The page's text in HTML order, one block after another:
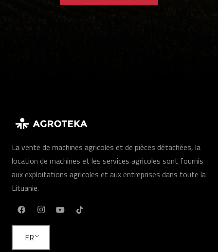
La vente de machines agricoles et de pièces détachées, la
location de machines et les services agricoles sont fournis
aux exploitations agricoles et aux entreprises dans toute la
Lituanie.
FR